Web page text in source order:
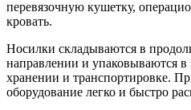
перевязочную кушетку,
кровать.
Носилки складываются в
направлении и упаковываются
хранении и транспортировке.
оборудование легко и быстро